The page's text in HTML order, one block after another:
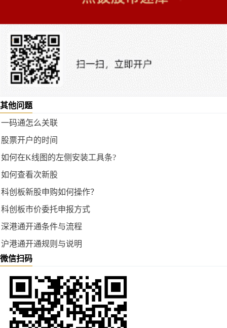
其他问题
一码通怎么关联
股票开户的时间
如何在K线图的左侧安装工具条?
如何查看次新股
科创板新股申购如何操作？
科创板市价委托申报方式
深港通开通条件与流程
沪港通开通规则与说明
微信扫码